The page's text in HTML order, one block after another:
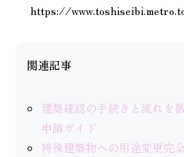
https://
関連記事
建築確認の手続きと流れを
申請ガイド
特殊建築物への用途変更完